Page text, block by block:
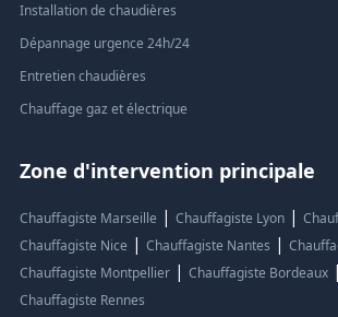
Installation de chaudières
Dépannage urgence 24h/24
Entretien chaudières
Chauffage gaz et électrique
Zone d'intervention principale
Chauffagiste Marseille | Chauffagiste Lyon|
Chauffagiste Nice | Chauffagiste Nantes |
Chauffagiste Montpellier| Chauffagiste Bordeaux|
Chauffagiste Rennes